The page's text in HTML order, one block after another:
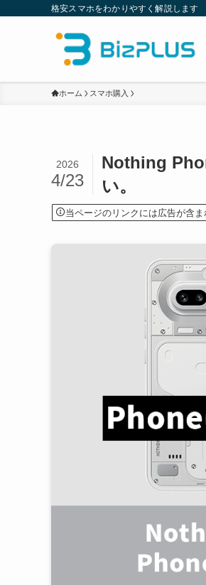
格安スマホをわかりやすく解説します
ホーム スマホ購入
Nothing
い。
2026
4/23
当ページのリンクには広告が含ま